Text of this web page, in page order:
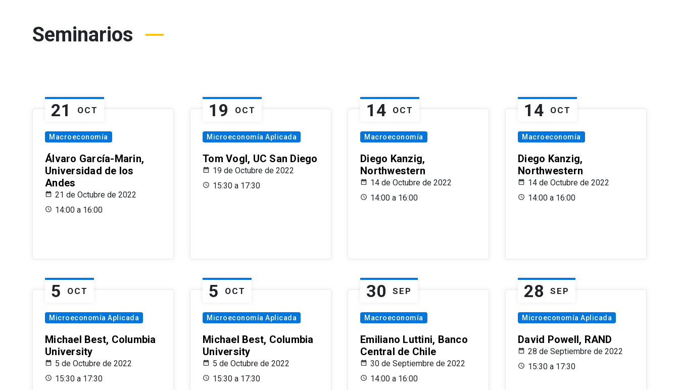
Seminarios
21 OCT
Macroeconomía
Álvaro García-Marin,
Universidad de los
Andes
21 de Octubre de 2022
14:00 a 16:00
19 OCT
Microeconomía Aplicada
Tom Vogl, UC San Diego
19 de Octubre de 2022
15:30 a 17:30
14 OCT
Macroeconomía
Diego Kanzig,
Northwestern
14 de Octubre de 2022
14:00 a 16:00
14 OCT
Macroeconomía
Diego Kanzig,
Northwestern
14 de Octubre de 2022
14:00 a 16:00
5 OCT
Microeconomía Aplicada
Michael Best, Columbia
University
5 de Octubre de 2022
15:30 a 17:30
5 OCT
Microeconomía Aplicada
Michael Best, Columbia
University
5 de Octubre de 2022
15:30 a 17:30
30 SEP
Macroeconomía
Emiliano Luttini, Banco
Central de Chile
30 de Septiembre de 2022
14:00 a 16:00
28 SEP
Microeconomía Aplicada
David Powell, RAND
28 de Septiembre de 2022
15:30 a 17:30